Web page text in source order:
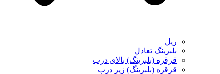
ریل
بلبرینگ تعادل
قرقره (بلبرینگ) بالای درب
قرقره (بلبرینگ) زیر درب